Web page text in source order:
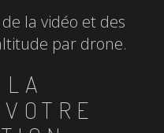
la vidéo et des
par drone.